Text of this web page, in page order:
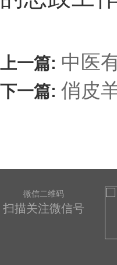
上一篇: 中医
下一篇: 俏皮
微信二维码
扫描关注微信号